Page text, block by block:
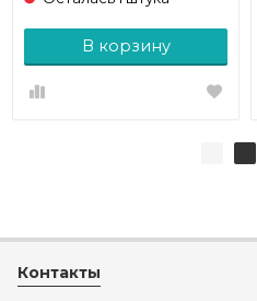
В корзину
Контакты